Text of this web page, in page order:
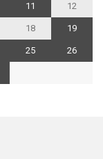
11 12
18 19
25 26